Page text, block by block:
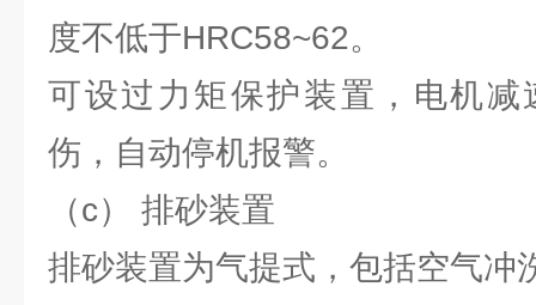
度不低于HRC58~62。
可设过力矩保护装置，电机减
伤，自动停机报警。
（c） 排砂装置
排砂装置为气提式，包括空气冲